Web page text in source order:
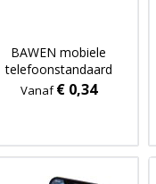
BAWEN mobiele
telefoonstandaard
Vanaf€ 0,34